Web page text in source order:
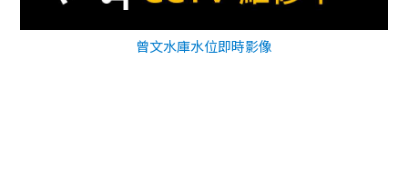
曾文水庫水位即時影像